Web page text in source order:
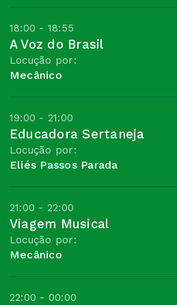
18:00 - 18:55
A Voz do Brasil
Locução por:
Mecânico
19:00 - 21:00
Educadora Sertaneja
Locução por:
Eliés Passos Parada
21:00 - 22:00
Viagem Musical
Locução por:
Mecânico
22:00 - 00:00